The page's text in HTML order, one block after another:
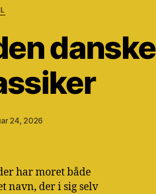
danske
24, 2026
har moret både
navn, der i sig selv